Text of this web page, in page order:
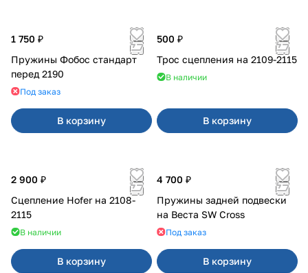
1 750 ₽
Пружины Фобос стандарт
перед 2190
Под заказ
В корзину
500 ₽
Трос сцепления на 2109-2115
В наличии
В корзину
2 900 ₽
Сцепление Hofer на 2108-
2115
В наличии
В корзину
4 700 ₽
Пружины задней подвески
на Веста SW Cross
Под заказ
В корзину